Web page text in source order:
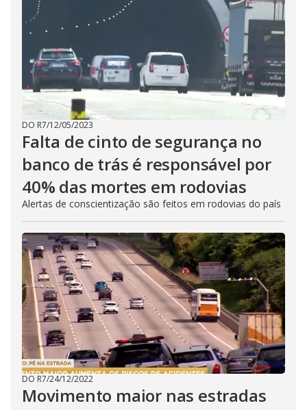
DO R7/12/05/2023
Falta de cinto de segurança no
banco de trás é responsável por
40% das mortes em rodovias
Alertas de conscientização são feitos em rodovias do país
DO R7/24/12/2022
Movimento maior nas estradas